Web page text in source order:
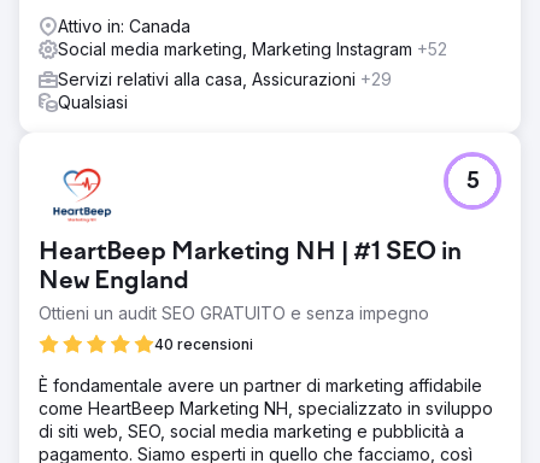
Risultato
- Aumento del fatturato di oltre il 200% nei primi 12 mesi. -
Crescita del 600% sulla piattaforma LinkedIn in 3 mesi. -
Crescita dell'800% nelle parole chiave e del 600% nel
traffico organico verso il sito web. - Il cliente ha vinto un
e l'autorevolezza del marchio. - Acquisizione di nuovi
sponsor e sblocco di flussi di entrate in mercati
inesplorati. - Sulla buona strada per una crescita di oltre il
300% entro la fine del 2025, partendo da una base
aziendale già a 7 cifre.
Vai alla pagina agenzia
Attivo in: Canada
Social media marketing, Marketing Instagram +52
Servizi relativi alla casa, Assicurazioni +29
Qualsiasi
HeartBeep Marketing NH | #1 SEO in
New England
Ottieni un audit SEO GRATUITO e senza impegno
40 recensioni
5
È fondamentale avere un partner di marketing affidabile
come HeartBeep Marketing NH, specializzato in sviluppo
di siti web, SEO, social media marketing e pubblicità a
pagamento. Siamo esperti in quello che facciamo, così